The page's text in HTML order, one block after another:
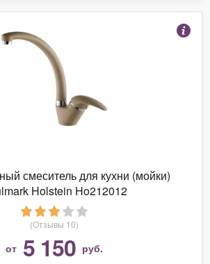
смеситель для кухни (мойки)
Holstein Ho212012
(Отзывы 10)
от 5 150 руб.